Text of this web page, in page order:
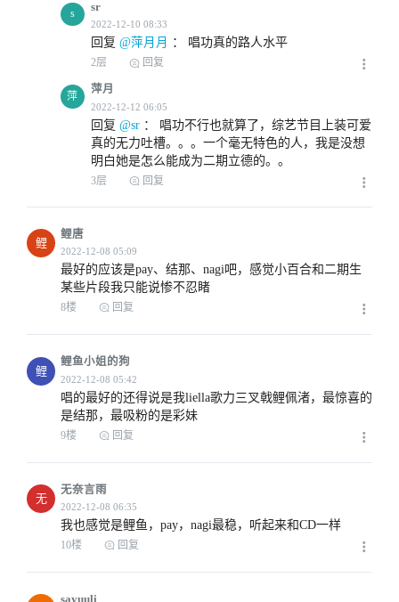
2022-12-08 02:49
2022-12-08 02:56
2022-12-08 03:27
s
sr
回复 @萍月月 ： 唱功真的路人水平
2层 回复
萍
萍月
回复 @sr ：
唱功不行也就算了，综艺节目上装可爱
真的无力吐槽。。。一个毫无特色的人，我是没想
明白她是怎么能成为二期立德的。。
3层 回复
鲤
鲤唐
最好的应该是pay、结那、nagi吧，感觉小百合和二期生
某些片段我只能说惨不忍睹
8楼 回复
鲤
鲤鱼小姐的狗
唱的最好的还得说是我liella歌力三叉戟鲤佩渚，最惊喜的
是结那，最吸粉的是彩妹
9楼 回复
无
无奈言雨
我也感觉是鲤鱼，pay，nagi最稳，听起来和CD一样
10楼 回复
sayuuli